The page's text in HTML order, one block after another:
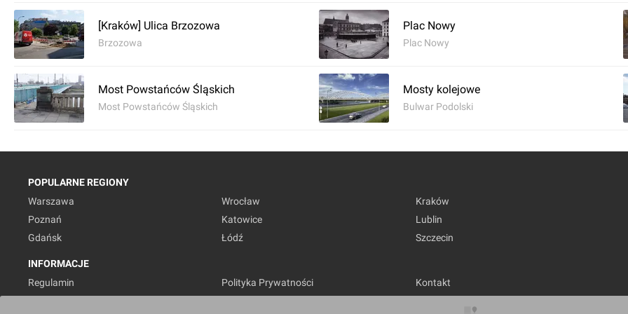
[Kraków] Ulica Brzozowa
Brzozowa
Plac Nowy
Plac Nowy
Most Powstańców Śląskich
Most Powstańców Śląskich
Mosty kolejowe
Bulwar Podolski
POPULARNE REGIONY
Warszawa
Wrocław
Kraków
Poznań
Katowice
Lublin
Gdańsk
Łódź Szczecin
INFORMACJE
Regulamin
Polityka Prywatności
Kontakt